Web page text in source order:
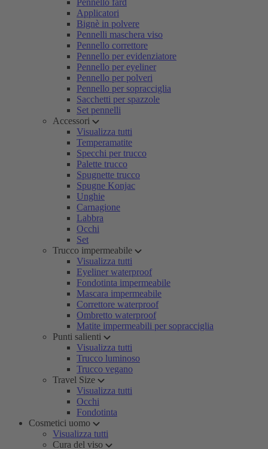
Pennello fard
Applicatori
Bignè in polvere
Pennelli maschera viso
Pennello correttore
Pennello per evidenziatore
Pennello per eyeliner
Pennello per polveri
Pennello per sopracciglia
Sacchetti per spazzole
Set pennelli
Accessori
Visualizza tutti
Temperamatite
Specchi per trucco
Palette trucco
Spugnette trucco
Spugne Konjac
Unghie
Carnagione
Labbra
Occhi
Set
Trucco impermeabile
Visualizza tutti
Eyeliner waterproof
Fondotinta impermeabile
Mascara impermeabile
Correttore waterproof
Ombretto waterproof
Matite impermeabili per sopracciglia
Punti salienti
Visualizza tutti
Trucco luminoso
Trucco vegano
Travel Size
Visualizza tutti
Occhi
Fondotinta
Cosmetici uomo
Visualizza tutti
Cura del viso